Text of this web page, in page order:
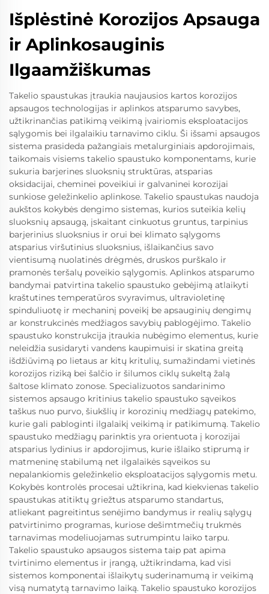
Išplėstinė Korozijos Apsauga
ir Aplinkosauginis
Ilgaamžiškumas
Takelio spaustukas įtraukia naujausios kartos korozijos
apsaugos technologijas ir aplinkos atsparumo savybes,
užtikrinančias patikimą veikimą įvairiomis eksploatacijos
sąlygomis bei ilgalaikiu tarnavimo ciklu. Ši išsami apsaugos
sistema prasideda pažangiais metalurginiais apdorojimais,
taikomais visiems takelio spaustuko komponentams, kurie
sukuria barjerines sluoksnių struktūras, atsparias
oksidacijai, cheminei poveikiui ir galvaninei korozijai
sunkiose geležinkelio aplinkose. Takelio spaustukas naudoja
aukštos kokybės dengimo sistemas, kurios suteikia kelių
sluoksnių apsaugą, įskaitant cinkuotus gruntus, tarpinius
barjerinius sluoksnius ir orui bei klimato sąlygoms
atsparius viršutinius sluoksnius, išlaikančius savo
vientisumą nuolatinės drėgmės, druskos purškalo ir
pramonės teršalų poveikio sąlygomis. Aplinkos atsparumo
bandymai patvirtina takelio spaustuko gebėjimą atlaikyti
kraštutines temperatūros svyravimus, ultravioletinę
spinduliuotę ir mechaninį poveikį be apsauginių dengimų
ar konstrukcinės medžiagos savybių pablogėjimo. Takelio
spaustuko konstrukcija įtraukia nubėgimo elementus, kurie
neleidžia susidaryti vandens kaupimuisi ir skatina greitą
išdžiūvimą po lietaus ar kitų kritulių, sumažindami vietinės
korozijos riziką bei šalčio ir šilumos ciklų sukeltą žalą
šaltose klimato zonose. Specializuotos sandarinimo
sistemos apsaugo kritinius takelio spaustuko sąveikos
taškus nuo purvo, šiukšlių ir korozinių medžiagų patekimo,
kurie gali pabloginti ilgalaikį veikimą ir patikimumą. Takelio
spaustuko medžiagų parinktis yra orientuota į korozijai
atsparius lydinius ir apdorojimus, kurie išlaiko stiprumą ir
matmeninę stabilumą net ilgalaikės sąveikos su
nepalankiomis geležinkelio eksploatacijos sąlygomis metu.
Kokybės kontrolės procesai užtikrina, kad kiekvienas takelio
spaustukas atitiktų griežtus atsparumo standartus,
atliekant pagreitintus senėjimo bandymus ir realių sąlygų
patvirtinimo programas, kuriose dešimtmečių trukmės
tarnavimas modeliuojamas sutrumpintu laiko tarpu.
Takelio spaustuko apsaugos sistema taip pat apima
tvirtinimo elementus ir įrangą, užtikrindama, kad visi
sistemos komponentai išlaikytų suderinamumą ir veikimą
visą numatytą tarnavimo laiką. Takelio spaustuko korozijos